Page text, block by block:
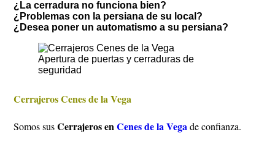
¿La cerradura no funciona bien?
¿Problemas con la persiana de su local?
¿Desea poner un automatismo a su persiana?
Apertura de puertas y cerraduras de
seguridad
Cerrajeros Cenes de la Vega
Somos susCerrajeros enCenes de la Vega de confianza.